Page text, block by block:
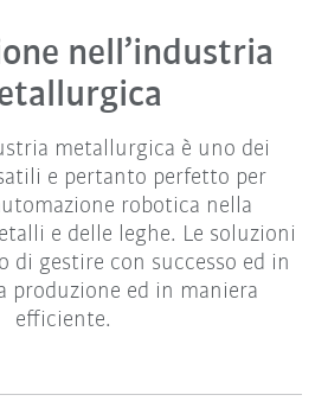
nell’industria
metallurgica è uno dei
e pertanto perfetto per
robotica nella
e delle leghe. Le soluzioni
di gestire con successo ed in
produzione ed in maniera
efficiente.